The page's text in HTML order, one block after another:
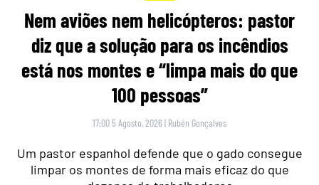
Nem aviões nem helicópteros: pastor
diz que a solução para os incêndios
está nos montes e “limpa mais do que
100 pessoas”
17:00 5 Agosto, 2026 | Rubén Gonçalves
Um pastor espanhol defende que o gado consegue
limpar os montes de forma mais eficaz do que